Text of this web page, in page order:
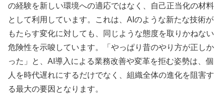
の経験を新しい環境への適応ではなく、自己正当化の材料
として利用しています。これは、AIのような新たな技術が
もたらす変化に対しても、同じような態度を取りかねない
危険性を示唆しています。「やっぱり昔のやり方が正しか
った」と、AI導入による業務改善や変革を拒む姿勢は、個
人を時代遅れにするだけでなく、組織全体の進化を阻害す
る最大の要因となります。